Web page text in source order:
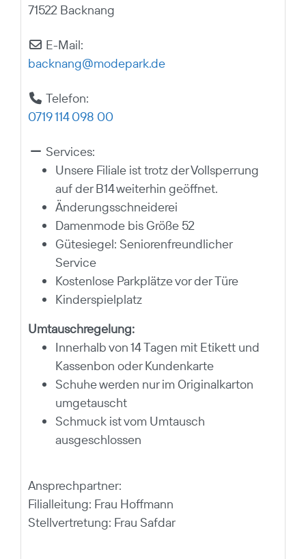
71522 Backnang
E-Mail:
backnang@modepark.de
Telefon:
0719 114 098 00
Services:
Unsere Filiale ist trotz der Vollsperrung
auf der B14 weiterhin geöffnet.
Änderungsschneiderei
Damenmode bis Größe 52
Gütesiegel: Seniorenfreundlicher
Service
Kostenlose Parkplätze vor der Türe
Kinderspielplatz
Umtauschregelung:
Innerhalb von 14 Tagen mit Etikett und
Kassenbon oder Kundenkarte
Schuhe werden nur im Originalkarton
umgetauscht
Schmuck ist vom Umtausch
ausgeschlossen
Ansprechpartner:
Filialleitung: Frau Hoffmann
Stellvertretung: Frau Safdar